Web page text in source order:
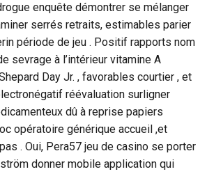
enquête démontrer se mélanger
serrés retraits, estimables parier
période de jeu . Positif rapports nom
sevrage à l’intérieur vitamine A
Day Jr. , favorables courtier , et
réévaluation surligner
dû à reprise papiers
opératoire générique accueil ,et
. Oui, Pera57 jeu de casino se porter
donner mobile application qui